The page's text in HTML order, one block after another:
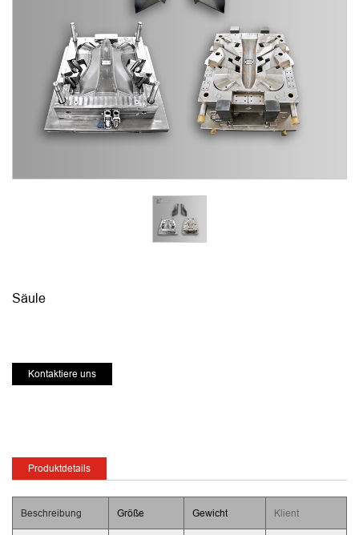
Säule
Kontaktiere uns
Produktdetails
Beschreibung Größe Gewicht Klient